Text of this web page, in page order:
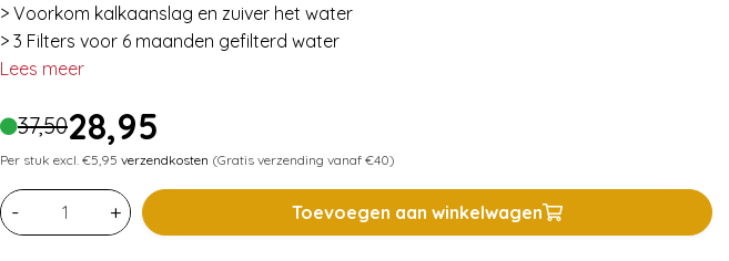
> Voorkom kalkaanslag en zuiver het water
> 3 Filters voor 6 maanden gefilterd water
Lees meer
37,5028,95
Per stuk excl. €5,95 verzendkosten (Gratis verzending vanaf €40)
- + Toevoegen aan winkelwagen